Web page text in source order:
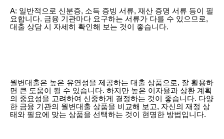
A: 일반적으로 신분증, 소득 증빙 서류, 재산 증명 서류 등이 필
요합니다. 금융 기관마다 요구하는 서류가 다를 수 있으므로,
대출 상담 시 자세히 확인해 보는 것이 좋습니다.
월변대출은 높은 유연성을 제공하는 대출 상품으로, 잘 활용하
면 큰 도움이 될 수 있습니다. 하지만 높은 이자율과 상환 계획
의 중요성을 고려하여 신중하게 결정하는 것이 좋습니다. 다양
한 금융 기관의 월변대출 상품을 비교해 보고, 자신의 재정 상
태와 필요에 맞는 상품을 선택하는 것이 현명한 방법입니다.